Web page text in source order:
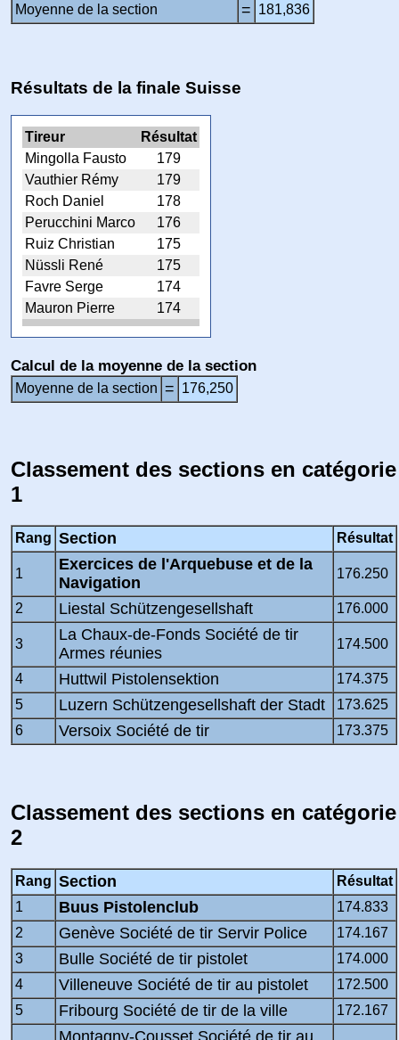
Moyenne de la section
= 181,836
Résultats de la finale Suisse
Tireur
Résultat
Mingolla Fausto
179
Vauthier Rémy
179
Roch Daniel
178
Perucchini Marco
176
Ruiz Christian
175
Nüssli René
175
Favre Serge
174
Mauron Pierre
174
Calcul de la moyenne de la section
Moyenne de la section = 176,250
Classement des sections en catégorie
1
Rang Section Résultat
1
Exercices de l'Arquebuse et de la
Navigation
176.250
2 Liestal Schützengesellshaft 176.000
3
La Chaux-de-Fonds Société de tir
Armes réunies
174.500
4 Huttwil Pistolensektion
174.375
5
Luzern Schützengesellshaft der Stadt
173.625
6
Versoix Société de tir 173.375
Classement des sections en catégorie
2
Rang Section
Résultat
1
Buus Pistolenclub
174.833
2
Genève Société de tir Servir Police
174.167
3
Bulle Société de tir pistolet
174.000
4
Villeneuve Société de tir au pistolet
172.500
5
Fribourg Société de tir de la ville 172.167